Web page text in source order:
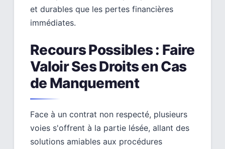
et durables que les pertes financières
immédiates.
Recours Possibles : Faire
Valoir Ses Droits en Cas
de Manquement
Face à un contrat non respecté, plusieurs
voies s'offrent à la partie lésée, allant des
solutions amiables aux procédures